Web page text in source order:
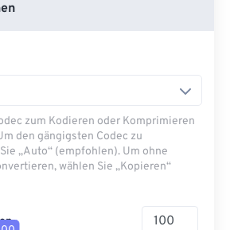
zum Kodieren oder Komprimieren
den gängigsten Codec zu
„Auto“ (empfohlen). Um ohne
wählen Sie „Kopieren“